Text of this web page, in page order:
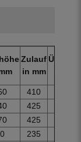
Zulauf
in mm
410
425
425
235